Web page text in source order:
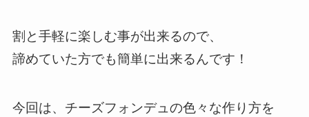
割と手軽に楽しむ事が出来るので、
諦めていた方でも簡単に出来るんです！
今回は、チーズフォンデュの色々な作り方を